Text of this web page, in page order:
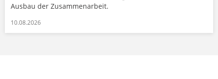
Ausbau der Zusammenarbeit.
10.08.2026